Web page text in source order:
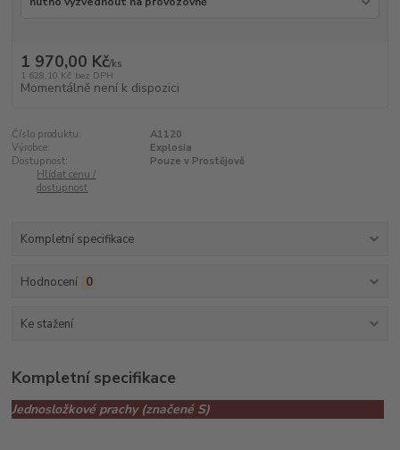
1 970,00 Kč/ks
1 628,10 Kč bez DPH
Momentálně není k dispozici
Číslo produktu:
A1120
Výrobce:
Explosia
Dostupnost:
Pouze v Prostějově
Hlídat cenu /
dostupnost
Kompletní specifikace
Hodnocení 0
Ke stažení
Kompletní specifikace
Jednosložkové prachy (značené S)